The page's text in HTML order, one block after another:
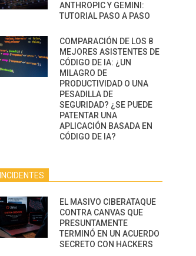
ANTHROPIC Y GEMINI:
TUTORIAL PASO A PASO
COMPARACIÓN DE LOS 8
MEJORES ASISTENTES DE
CÓDIGO DE IA: ¿UN
MILAGRO DE
PRODUCTIVIDAD O UNA
PESADILLA DE
SEGURIDAD? ¿SE PUEDE
PATENTAR UNA
APLICACIÓN BASADA EN
CÓDIGO DE IA?
INCIDENTES
EL MASIVO CIBERATAQUE
CONTRA CANVAS QUE
PRESUNTAMENTE
TERMINÓ EN UN ACUERDO
SECRETO CON HACKERS